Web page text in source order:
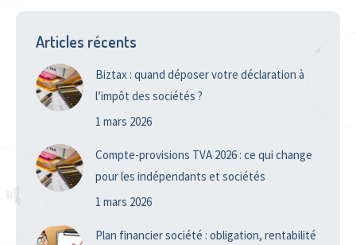
Articles récents
Biztax : quand déposer votre déclaration à
l’impôt des sociétés ?
1 mars 2026
Compte-provisions TVA 2026 : ce qui change
pour les indépendants et sociétés
1 mars 2026
Plan financier société : obligation, rentabilité